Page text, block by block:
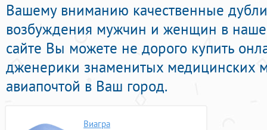
Вашему вниманию качественные
возбуждения мужчин и женщин в
сайте Вы можете не дорого купить
дженерики знаменитых медицинских
авиапочтой в Ваш город.
Виагра